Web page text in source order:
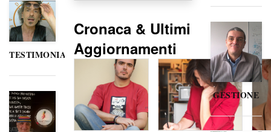
TESTIMONIANZE
Cronaca & Ultimi
Aggiornamenti
GESTIONE